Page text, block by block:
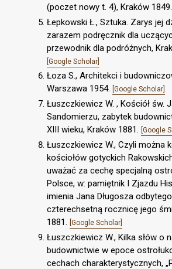
(poczet nowy t. 4), Kraków 1849.
Łepkowski Ł., Sztuka. Zarys jej
zarazem podręcznik dla
przewodnik dla podróżnych,
[Google Scholar]
Łoza S., Architekci i
Warszawa 1954. [Google Scholar]
Łuszczkiewicz W. , Kościół św.
Sandomierzu, zabytek
XIII wieku, Kraków 1881. [Google
Łuszczkiewicz W., Czyli można
kościołów gotyckich
uważać za cechę specjalną
Polsce, w: pamiętnik I Zjazdu
imienia Jana Długosza
czterechsetną rocznicę jego
1881. [Google Scholar]
Łuszczkiewicz W., Kilka słów o
budownictwie w epoce
cechach charakterystycznych,